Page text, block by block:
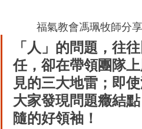
福氣教會馮珮牧師分
「人」的問題，往
任，卻在帶領團隊
見的三大地雷；即
大家發現問題癥結
隨的好領袖！